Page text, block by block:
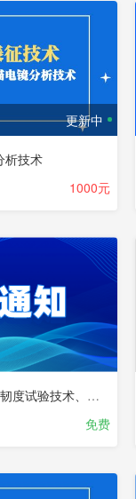
更新中
析技术
1000元
2023年金属材料断裂韧度试验技术、金属材料疲劳试验技术”技术培训班
免费